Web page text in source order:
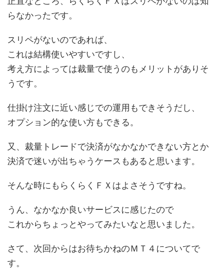
らなかったです。
スリペがないのであれば、
これは結構使いやすいですし、
考え方によっては裁量で使うのもメリットがありそ
うです。
仕掛け注文に近い感じでの運用もできそうだし、
オプション的な使い方もできる。
又、裁量トレードで決済がなかなかできない方とか
決済で迷いが出ちゃうケースもあると思います。
そんな時にもらくらくＦＸはよさそうですね。
うん、なかなか良いサービスに感じたので
これからちょっとやってみたいなと思いました。
さて、次回からはお待ちかねのＭＴ４についてで
す。